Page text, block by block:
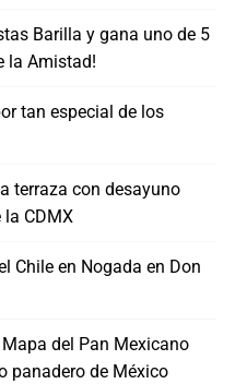
Barilla y gana uno de 5
la Amistad!
tan especial de los
terraza con desayuno
CDMX
Chile en Nogada en Don
del Pan Mexicano
panadero de México